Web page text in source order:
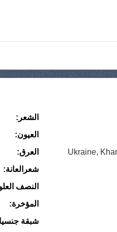
Ukraine,
الشعر:
العيون:
العرق:
شعرالعانة:
النصف
المؤخرة:
شبقة